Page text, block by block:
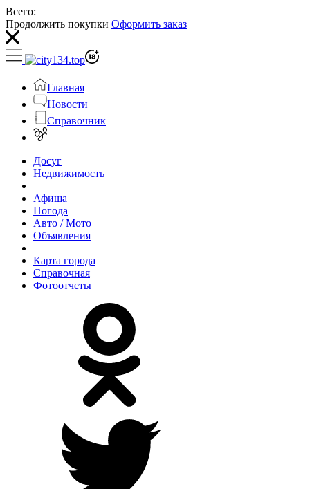
Всего:
Продолжить покупки Оформить заказ
Главная
Новости
Справочник
Досуг
Недвижимость
Афиша
Погода
Авто / Мото
Объявления
Карта города
Справочная
Фотоотчеты